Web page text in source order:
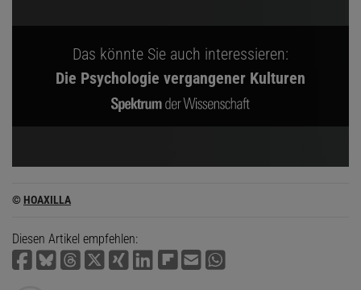
Das könnte Sie auch interessieren:
Die Psychologie vergangener Kulturen
© HOAXILLA
Diesen Artikel empfehlen: